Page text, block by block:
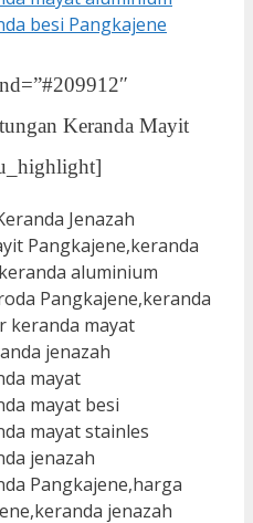
Keranda Mayit